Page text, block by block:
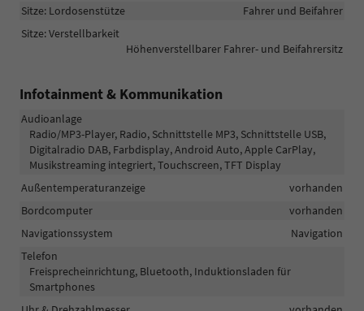
Sitze: Lordosenstütze
Fahrer und Beifahrer
Sitze: Verstellbarkeit
Höhenverstellbarer Fahrer- und Beifahrersitz
Infotainment & Kommunikation
Audioanlage
Radio/MP3-Player, Radio, Schnittstelle MP3, Schnittstelle USB,
Digitalradio DAB, Farbdisplay, Android Auto, Apple CarPlay,
Musikstreaming integriert, Touchscreen, TFT Display
Außentemperaturanzeige
vorhanden
Bordcomputer
vorhanden
Navigationssystem
Navigation
Telefon
Freisprecheinrichtung, Bluetooth, Induktionsladen für
Smartphones